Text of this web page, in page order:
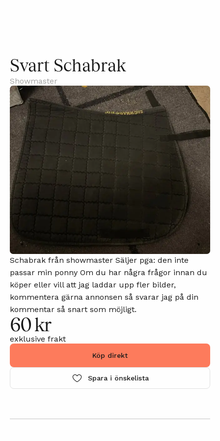
Svart Schabrak
Showmaster
Schabrak från showmaster Säljer pga: den inte
passar min ponny Om du har några frågor innan du
köper eller vill att jag laddar upp fler bilder,
kommentera gärna annonsen så svarar jag på din
kommentar så snart som möjligt.
60 kr
exklusive frakt
Köp direkt
Spara i önskelista